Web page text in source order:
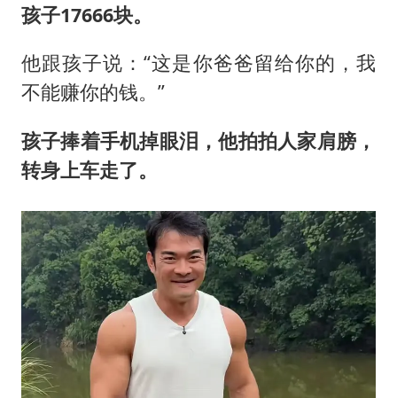
孩子17666块。
他跟孩子说：“这是你爸爸留给你的，我
不能赚你的钱。”
孩子捧着手机掉眼泪，他拍拍人家肩膀，
转身上车走了。